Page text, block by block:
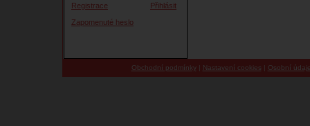
Registrace
Přihlásit
Zapomenuté heslo
Obchodní podmínky| Nastavení cookies | Osobní